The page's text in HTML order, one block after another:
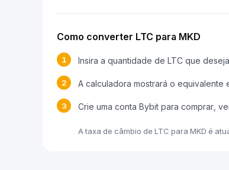
Como converter LTC para MKD
1 Insira a quantidade de LTC que
2 A calculadora mostrará o equivalente
3 Crie uma conta Bybit para comprar,
A taxa de câmbio de LTC para MKD é